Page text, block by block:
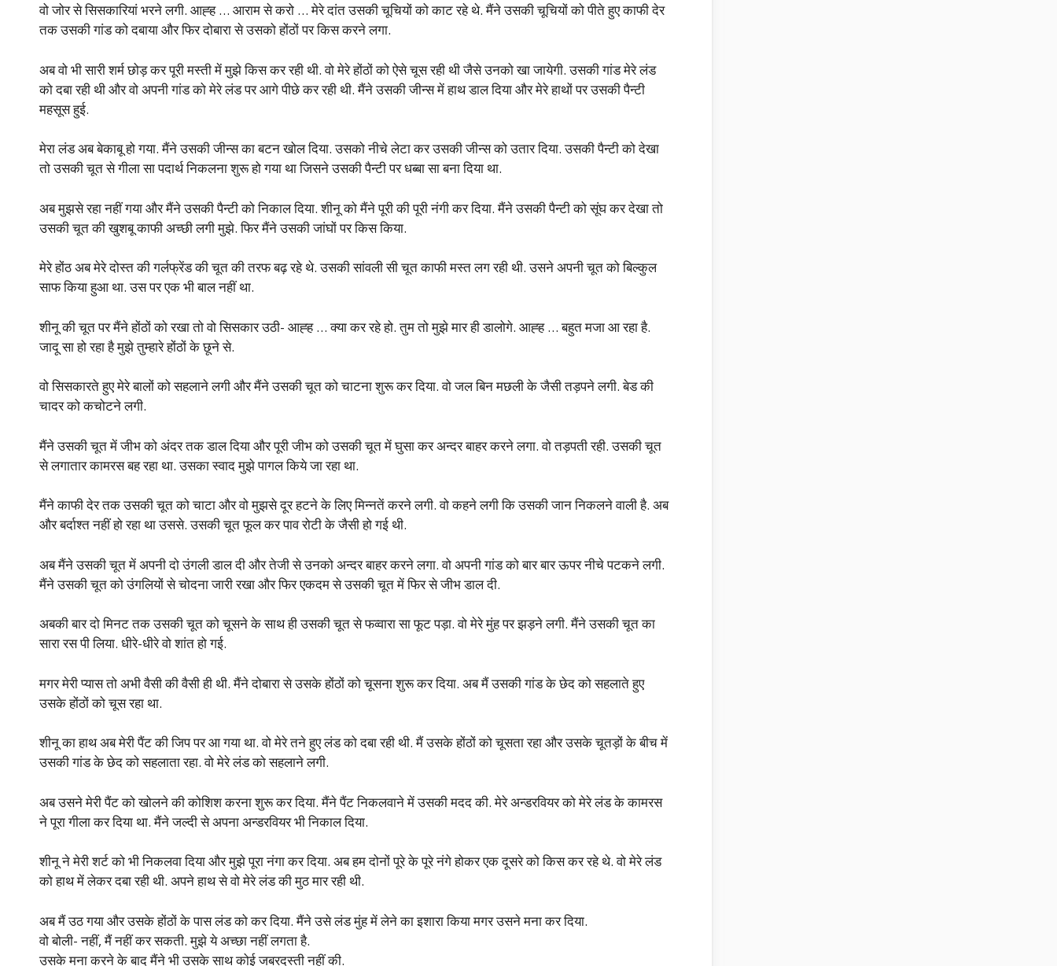
वो जोर से सिसकारियां भरने लगी. आह्ह … आराम से करो … मेरे दांत उसकी चूचियों को काट रहे थे. मैंने उसकी चूचियों को पीते हुए काफी देर
तक उसकी गांड को दबाया और फिर दोबारा से उसको होंठों पर किस करने लगा.
अब वो भी सारी शर्म छोड़ कर पूरी मस्ती में मुझे किस कर रही थी. वो मेरे होंठों को ऐसे चूस रही थी जैसे उनको खा जायेगी. उसकी गांड मेरे लंड
को दबा रही थी और वो अपनी गांड को मेरे लंड पर आगे पीछे कर रही थी. मैंने उसकी जीन्स में हाथ डाल दिया और मेरे हाथों पर उसकी पैन्टी
महसूस हुई.
मेरा लंड अब बेकाबू हो गया. मैंने उसकी जीन्स का बटन खोल दिया. उसको नीचे लेटा कर उसकी जीन्स को उतार दिया. उसकी पैन्टी को देखा
तो उसकी चूत से गीला सा पदार्थ निकलना शुरू हो गया था जिसने उसकी पैन्टी पर धब्बा सा बना दिया था.
अब मुझसे रहा नहीं गया और मैंने उसकी पैन्टी को निकाल दिया. शीनू को मैंने पूरी की पूरी नंगी कर दिया. मैंने उसकी पैन्टी को सूंघ कर देखा तो
उसकी चूत की खुशबू काफी अच्छी लगी मुझे. फिर मैंने उसकी जांघों पर किस किया.
मेरे होंठ अब मेरे दोस्त की गर्लफ्रेंड की चूत की तरफ बढ़ रहे थे. उसकी सांवली सी चूत काफी मस्त लग रही थी. उसने अपनी चूत को बिल्कुल
साफ किया हुआ था. उस पर एक भी बाल नहीं था.
शीनू की चूत पर मैंने होंठों को रखा तो वो सिसकार उठी- आह्ह … क्या कर रहे हो. तुम तो मुझे मार ही डालोगे. आह्ह … बहुत मजा आ रहा है.
जादू सा हो रहा है मुझे तुम्हारे होंठों के छूने से.
वो सिसकारते हुए मेरे बालों को सहलाने लगी और मैंने उसकी चूत को चाटना शुरू कर दिया. वो जल बिन मछली के जैसी तड़पने लगी. बेड की
चादर को कचोटने लगी.
मैंने उसकी चूत में जीभ को अंदर तक डाल दिया और पूरी जीभ को उसकी चूत में घुसा कर अन्दर बाहर करने लगा. वो तड़पती रही. उसकी चूत
से लगातार कामरस बह रहा था. उसका स्वाद मुझे पागल किये जा रहा था.
मैंने काफी देर तक उसकी चूत को चाटा और वो मुझसे दूर हटने के लिए मिन्नतें करने लगी. वो कहने लगी कि उसकी जान निकलने वाली है. अब
और बर्दाश्त नहीं हो रहा था उससे. उसकी चूत फूल कर पाव रोटी के जैसी हो गई थी.
अब मैंने उसकी चूत में अपनी दो उंगली डाल दी और तेजी से उनको अन्दर बाहर करने लगा. वो अपनी गांड को बार बार ऊपर नीचे पटकने लगी.
मैंने उसकी चूत को उंगलियों से चोदना जारी रखा और फिर एकदम से उसकी चूत में फिर से जीभ डाल दी.
अबकी बार दो मिनट तक उसकी चूत को चूसने के साथ ही उसकी चूत से फव्वारा सा फूट पड़ा. वो मेरे मुंह पर झड़ने लगी. मैंने उसकी चूत का
सारा रस पी लिया. धीरे-धीरे वो शांत हो गई.
मगर मेरी प्यास तो अभी वैसी की वैसी ही थी. मैंने दोबारा से उसके होंठों को चूसना शुरू कर दिया. अब मैं उसकी गांड के छेद को सहलाते हुए
उसके होंठों को चूस रहा था.
शीनू का हाथ अब मेरी पैंट की जिप पर आ गया था. वो मेरे तने हुए लंड को दबा रही थी. मैं उसके होंठों को चूसता रहा और उसके चूतड़ों के बीच में
उसकी गांड के छेद को सहलाता रहा. वो मेरे लंड को सहलाने लगी.
अब उसने मेरी पैंट को खोलने की कोशिश करना शुरू कर दिया. मैंने पैंट निकलवाने में उसकी मदद की. मेरे अन्डरवियर को मेरे लंड के कामरस
ने पूरा गीला कर दिया था. मैंने जल्दी से अपना अन्डरवियर भी निकाल दिया.
शीनू ने मेरी शर्ट को भी निकलवा दिया और मुझे पूरा नंगा कर दिया. अब हम दोनों पूरे के पूरे नंगे होकर एक दूसरे को किस कर रहे थे. वो मेरे लंड
को हाथ में लेकर दबा रही थी. अपने हाथ से वो मेरे लंड की मुठ मार रही थी.
अब मैं उठ गया और उसके होंठों के पास लंड को कर दिया. मैंने उसे लंड मुंह में लेने का इशारा किया मगर उसने मना कर दिया.
वो बोली- नहीं, मैं नहीं कर सकती. मुझे ये अच्छा नहीं लगता है.
उसके मना करने के बाद मैंने भी उसके साथ कोई जबरदस्ती नहीं की.